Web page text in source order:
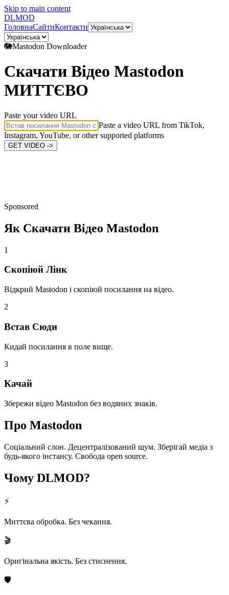
Skip to main content
DLMOD
ГоловнаСайтиКонтакти
🐘Mastodon Downloader
Скачати Відео Mastodon
МИТТЄВО
Paste your video URL
Paste a video URL from TikTok,
Instagram, YouTube, or other supported platforms
GET VIDEO ->
Sponsored
Як Скачати Відео Mastodon
1
Скопіюй Лінк
Відкрий Mastodon і скопіюй посилання на відео.
2
Встав Сюди
Кидай посилання в поле вище.
3
Качай
Збережи відео Mastodon без водяних знаків.
Про Mastodon
Соціальний слон. Децентралізований шум. Зберігай медіа з
будь-якого інстансу. Свобода open source.
Чому DLMOD?
⚡
Миттєва обробка. Без чекання.
🎬
Оригінальна якість. Без стиснення.
🛡️